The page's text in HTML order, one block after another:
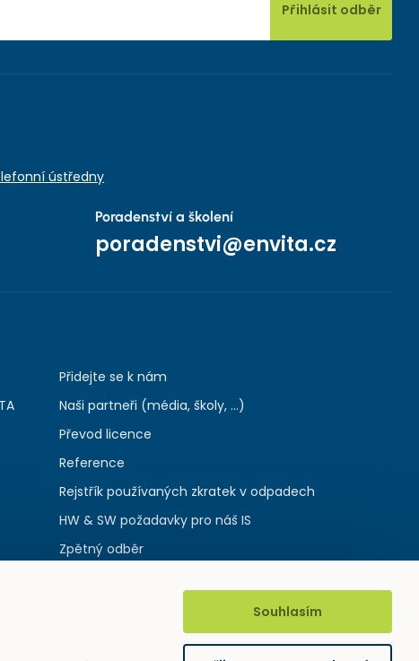
Přihlásit odběr
ústředny
Poradenství a školení
poradenstvi@envita.cz
Přidejte se k nám
Naši partneři (média, školy, ...)
Převod licence
Reference
Rejstřík používaných zkratek v odpadech
HW & SW požadavky pro náš IS
Zpětný odběr
Souhlasím